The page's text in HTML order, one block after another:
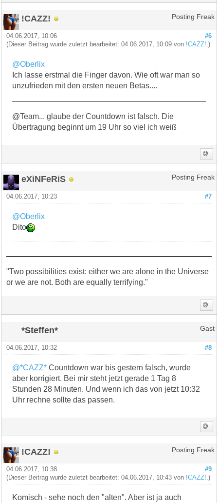
!CAZZ! Posting Freak
#6
04.06.2017, 10:06
(Dieser Beitrag wurde zuletzt bearbeitet: 04.06.2017, 10:09 von !CAZZ!.)
@Oberlix
Ich lasse erstmal die Finger davon. Wie oft war man so
unzufrieden mit den ersten neuen Betas....
@Team... glaube der Countdown ist falsch. Die
Übertragung beginnt um 19 Uhr so viel ich weiß
eXiNFeRiS Posting Freak
#7
04.06.2017, 10:23
@Oberlix
Dito
"Two possibilities exist: either we are alone in the Universe
or we are not. Both are equally terrifying."
*Steffen* Gast
#8
04.06.2017, 10:32
@*CAZZ* Countdown war bis gestern falsch, wurde
aber korrigiert. Bei mir steht jetzt gerade 1 Tag 8
Stunden 28 Minuten. Und wenn ich das von jetzt 10:32
Uhr rechne sollte das passen.
!CAZZ! Posting Freak
#9
04.06.2017, 10:38
(Dieser Beitrag wurde zuletzt bearbeitet: 04.06.2017, 10:43 von !CAZZ!.)
Komisch - sehe noch den "alten". Aber ist ja auch